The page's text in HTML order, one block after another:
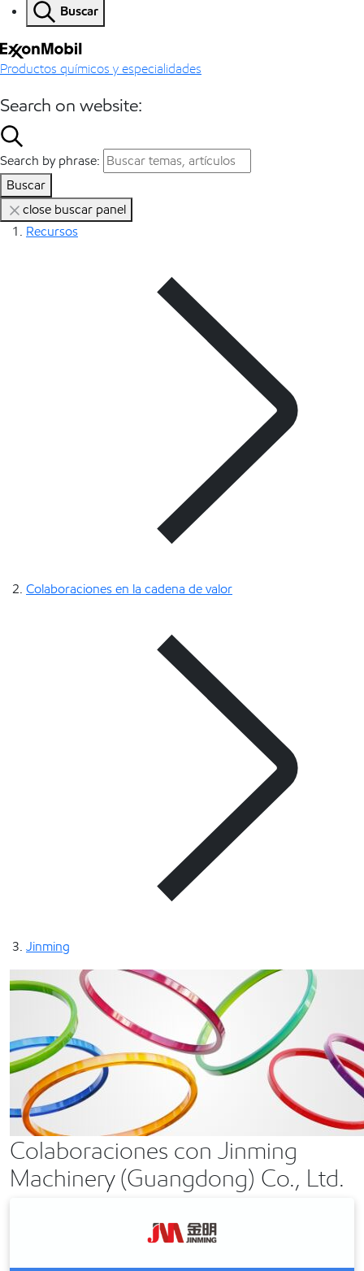
Buscar
Productos químicos y especialidades
Search on website:
Search by phrase:
Buscar
close buscar panel
Recursos
Colaboraciones en la cadena de valor
Jinming
Colaboraciones con Jinming
Machinery (Guangdong) Co., Ltd.